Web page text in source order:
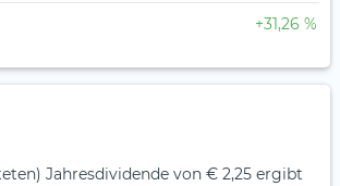
+31,26 %
Jahresdividende von € 2,25 ergibt